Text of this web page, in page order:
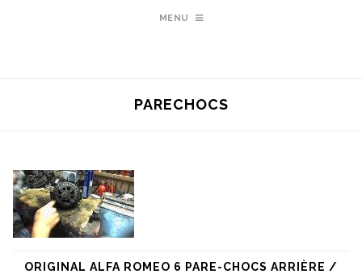
MENU
PARECHOCS
ORIGINAL ALFA ROMEO 6 PARE-CHOCS ARRIÈRE /